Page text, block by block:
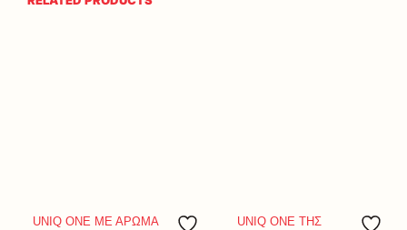
UNIQ ONE ΜΕ ΑΡΩΜΑ
UNIQ ONE ΤΗΣ